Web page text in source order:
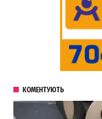
КОМЕНТУЮТЬ